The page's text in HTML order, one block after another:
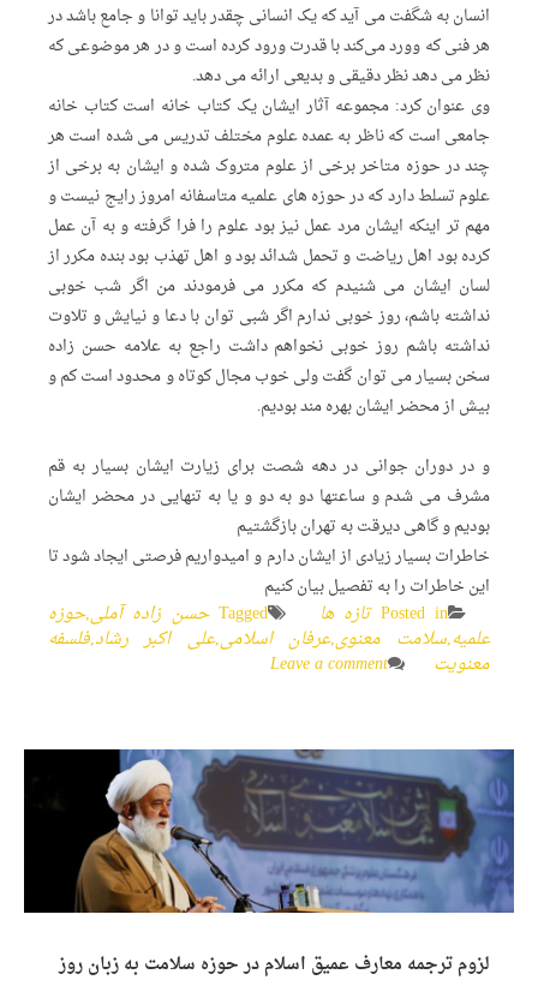
انسان به شگفت می آید که یک انسانی چقدر باید توانا و جامع باشد در
هر فنی که وورد می‌کند با قدرت ورود کرده است و در هر موضوعی که
نظر می دهد نظر دقیقی و بدیعی ارائه می دهد.
وی عنوان کرد: مجموعه آثار ایشان یک کتاب خانه است کتاب خانه
جامعی است که ناظر به عمده علوم مختلف تدریس می شده است هر
چند در حوزه متاخر برخی از علوم متروک شده و ایشان به برخی از
علوم تسلط دارد که در حوزه های علمیه متاسفانه امروز رایج نیست و
مهم تر اینکه ایشان مرد عمل نیز بود علوم را فرا گرفته و به آن عمل
کرده بود اهل ریاضت و تحمل شدائد بود و اهل تهذب بود بنده مکرر از
لسان ایشان می شنیدم که مکرر می فرمودند من اگر شب خوبی
نداشته باشم، روز خوبی ندارم اگر شبی توان با دعا و نیایش و تلاوت
نداشته باشم روز خوبی نخواهم داشت راجع به علامه حسن زاده
سخن بسیار می توان گفت ولی خوب مجال کوتاه و محدود است کم و
بیش از محضر ایشان بهره مند بودیم.
و در دوران جوانی در دهه شصت برای زیارت ایشان بسیار به قم
مشرف می شدم و ساعتها دو به دو و یا به تنهایی در محضر ایشان
بودیم و گاهی دیرقت به تهران باز‌گشتیم
خاطرات بسیار زیادی از ایشان دارم و امیدواریم فرصتی ایجاد شود تا
این خاطرات را به تفصیل بیان کنیم
Posted in تازه ها Tagged حسن زاده آملی,حوزه
علمیه,سلامت معنوی,عرفان اسلامی,علی اکبر رشاد,فلسفه
معنویت Leave a comment
لزوم ترجمه معارف عمیق اسلام در حوزه سلامت به زبان روز